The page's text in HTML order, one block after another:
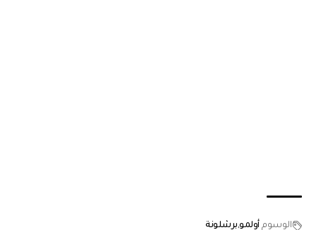
الوسوم أولمو برشلونة